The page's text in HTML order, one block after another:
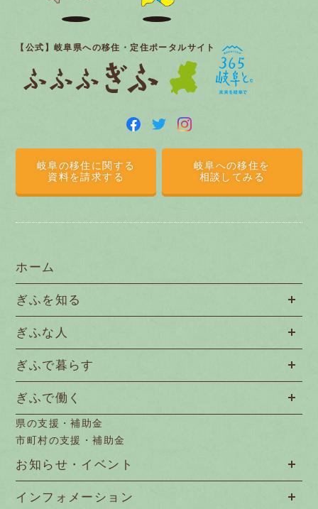
【公式】岐阜県への移住・定住ポータルサイト
岐阜の移住に関する
資料を請求する
岐阜への移住を
相談してみる
ホーム
ぎふを知る
ぎふな人
ぎふで暮らす
ぎふで働く
県の支援・補助金
市町村の支援・補助金
お知らせ・イベント
インフォメーション